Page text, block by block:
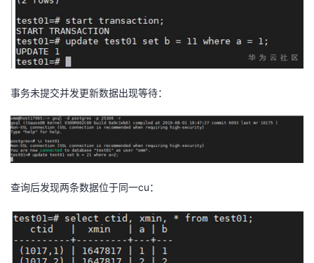
事务未提交并发更新数据出现等待：
查询后发现两条数据位于同一cu：